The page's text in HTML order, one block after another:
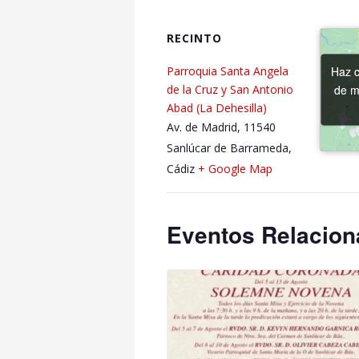
RECINTO
Parroquia Santa Angela
de la Cruz y San Antonio
Abad (La Dehesilla)
Av. de Madrid, 11540
Sanlúcar de Barrameda,
Cádiz + Google Map
Haz
de
Haz
de
Eventos